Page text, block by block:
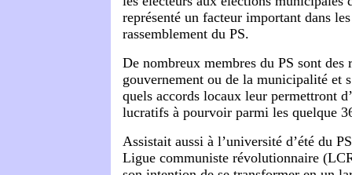
représenté un facteur important dans
rassemblement du PS.
De nombreux membres du PS sont des
gouvernement ou de la municipalité et
quels accords locaux leur permettront
lucratifs à pourvoir parmi les quelque
Assistait aussi à l’université d’été du
Ligue communiste révolutionnaire